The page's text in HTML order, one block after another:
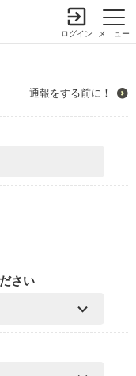
メニュー
ログイン
通報をする前に！
さい